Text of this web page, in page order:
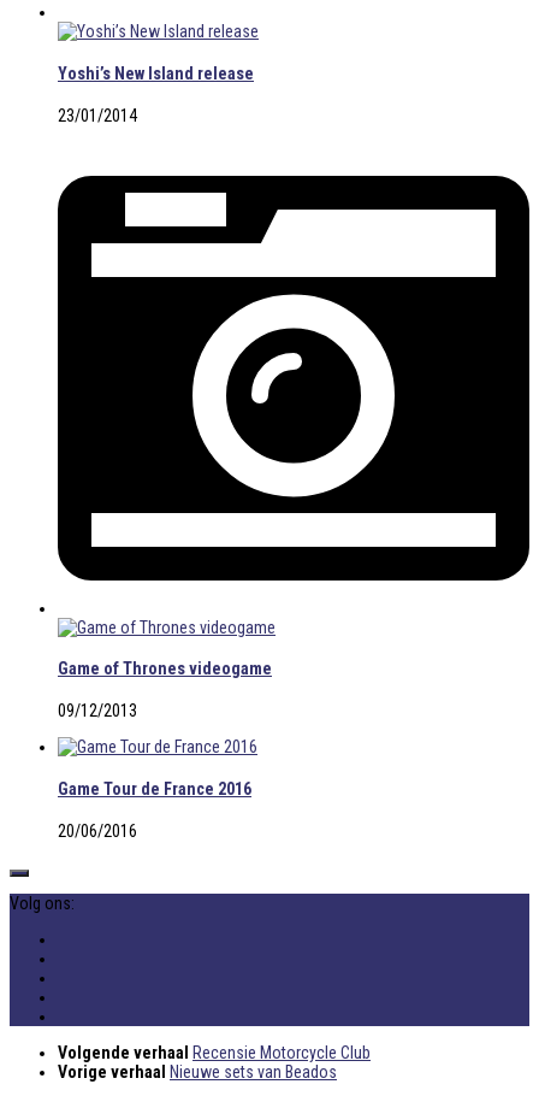
Yoshi’s New Island release
23/01/2014
Game of Thrones videogame
09/12/2013
Game Tour de France 2016
20/06/2016
Volg ons:
Volgende verhaal
Recensie Motorcycle Club
Vorige verhaal
Nieuwe sets van Beados